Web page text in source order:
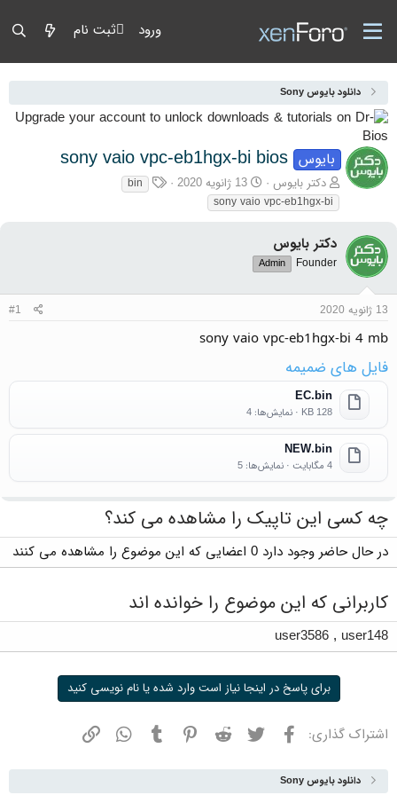
ورود ثبت نام
دانلود بایوس Sony
بایوس sony vaio vpc-eb1hgx-bi bios
آغازگر گفتمان
دکتر بایوس تاریخ شروع
13 ژانویه 2020 برچسب‌ها
bin
sony vaio vpc-eb1hgx-bi
دکتر بایوس
Founder
Admin
13 ژانویه 2020 #1
sony vaio vpc-eb1hgx-bi 4 mb
فایل های ضمیمه
EC.bin
128 KB · نمایش‌ها: 4
NEW.bin
4 مگابایت · نمایش‌ها: 5
چه کسی این تاپیک را مشاهده می کند؟
در حال حاضر وجود دارد 0 اعضایی که این موضوع را مشاهده می کنند
کاربرانی که این موضوع را خوانده اند
user148
,
user3586
برای پاسخ در اینجا نیاز است وارد شده یا نام نویسی کنید
اشتراک گذاری: فیسبوک توییتر ردیت پینترستتامبلر واتسپ
دانلود بایوس Sony